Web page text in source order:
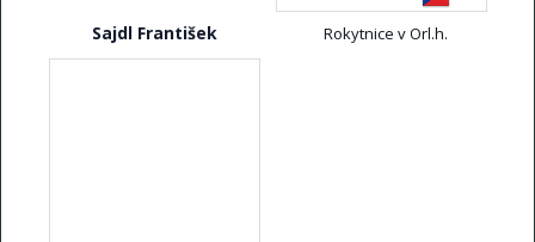
Sajdl František Rokytnice v Orl.h.